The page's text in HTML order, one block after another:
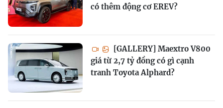
có thêm động cơ EREV?
[GALLERY] Maextro V800
giá từ 2,7 tỷ đồng có gì cạnh
tranh Toyota Alphard?